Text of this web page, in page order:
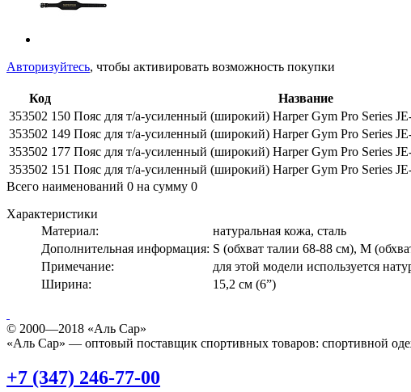
Авторизуйтесь, чтобы активировать возможность покупки
Код Название
353502 150 Пояс для т/а-усиленный (широкий) Harper Gym Pro Series
353502 149 Пояс для т/а-усиленный (широкий) Harper Gym Pro Series
353502 177 Пояс для т/а-усиленный (широкий) Harper Gym Pro Series
353502 151 Пояс для т/а-усиленный (широкий) Harper Gym Pro Series
Всего наименований 0 на сумму 0
Характеристики
Материал:
натуральная кожа, сталь
Дополнительная информация: S (обхват талии 68-88 см), М
Примечание:
для этой модели используется
Ширина:
15,2 см (6”)
© 2000—2018 «Аль Сар»
«Аль Сар» — оптовый поставщик спортивных товаров: спортивной
+7 (347) 246-77-00